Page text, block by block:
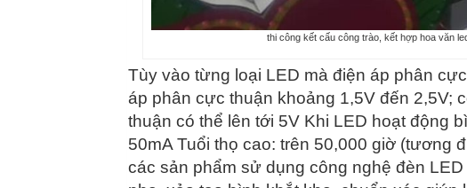
thi công kết cấu công trào, kết hợp hoa văn
Tùy vào từng loại LED mà điện áp phân
áp phân cực thuận khoảng 1,5V đến 2,5V;
thuận có thể lên tới 5V Khi LED hoạt động
50mA Tuổi thọ cao: trên 50,000 giờ (tương
các sản phẩm sử dụng công nghệ đèn